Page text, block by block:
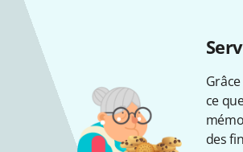
ce
des